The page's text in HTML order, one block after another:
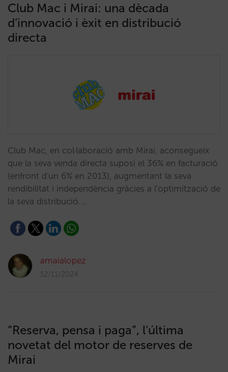
Club Mac i Mirai: una dècada
d’innovació i èxit en distribució
directa
Club Mac, en col·laboració amb Mirai, aconsegueix
que la seva venda directa suposi el 36% en facturació
(enfront d'un 6% en 2013), augmentant la seva
rendibilitat i independència gràcies a l'optimització de
la seva distribució.…
amaialopez
12/11/2024
“Reserva, pensa i paga”, l’última
novetat del motor de reserves de
Mirai